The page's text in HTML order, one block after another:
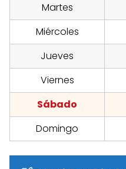
Martes
Miércoles
Jueves
Viernes
Sábado
Domingo